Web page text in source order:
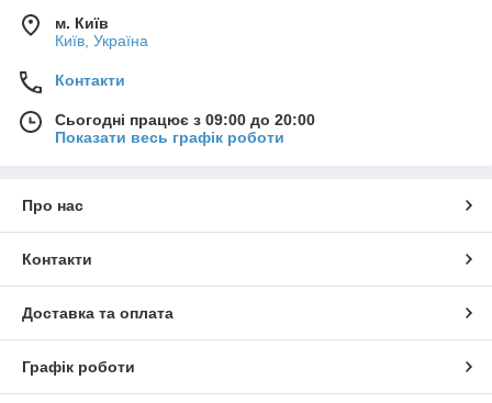
м. Київ
Київ, Україна
Контакти
Сьогодні працює з 09:00 до 20:00
Показати весь графік роботи
Про нас
Контакти
Доставка та оплата
Графік роботи